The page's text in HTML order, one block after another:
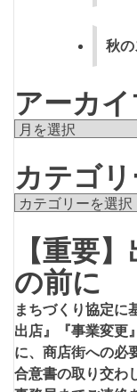
秋の
アーカ
ア
カ
イ
ブ
カテゴリ
カ
ー
【重要
の前に
まちづくり協定に
出店』『事業変更
に、商店街への必
合意書の取り交わ